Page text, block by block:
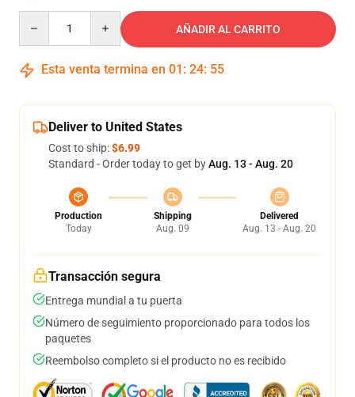
AÑADIR AL CARRITO
Esta venta termina en 01 : 24: 54
Deliver to United States
Cost to ship:$6.99
Standard - Order today to get byAug. 13 - Aug. 20
Production
Today
Shipping
Aug. 09
Delivered
Aug. 13 - Aug. 20
Transacción segura
Entrega mundial a tu puerta
Número de seguimiento proporcionado para todos los
paquetes
Reembolso completo si el producto no es recibido